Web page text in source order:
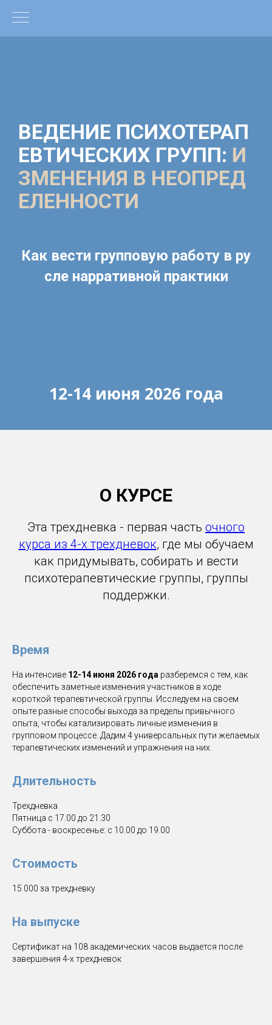
ВЕДЕНИЕ ПСИХОТЕРАП
ЕВТИЧЕСКИХ ГРУПП: И
ЗМЕНЕНИЯ В НЕОПРЕД
ЕЛЕННОСТИ
Как вести групповую работу в ру
сле нарративной практики
12-14 июня 2026 года
О КУРСЕ
Эта трехдневка - первая часть очного
курса из 4-х трехдневок, где мы обучаем
как придумывать, собирать и вести
психотерапевтические группы, группы
поддержки.
Время
На интенсиве 12-14 июня 2026 года разберемся с тем, как
обеспечить заметные изменения участников в ходе
короткой терапевтической группы. Исследуем на своем
опыте разные способы выхода за пределы привычного
опыта, чтобы катализировать личные изменения в
групповом процессе. Дадим 4 универсальных пути желаемых
терапевтических изменений и упражнения на них.
Длительность
Трехдневка
Пятница с 17.00 до 21.30
Суббота - воскресенье: с 10.00 до 19.00
Стоимость
15 000 за трехдневку
На выпуске
Сертификат на 108 академических часов выдается после
завершения 4-х трехдневок